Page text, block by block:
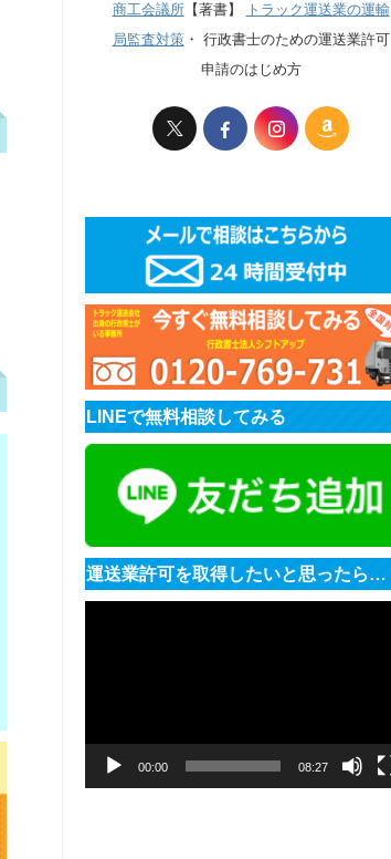
商工会議所【著書】
トラック運送業の運輸
局監査対策・ 行政書士のための運送業許可
申請のはじめ方
LINEで無料相談してみる
運送業許可を取得したいと思ったら…
00:00 08:27